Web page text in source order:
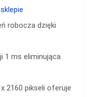
robocza dzięki
1 ms eliminująca
2160 pikseli oferuje